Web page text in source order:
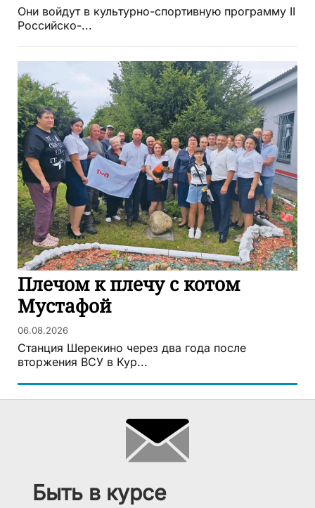
Они войдут в культурно-спортивную программу II
Российско-...
Плечом к плечу с котом
Мустафой
06.08.2026
Станция Шерекино через два года после
вторжения ВСУ в Кур...
Быть в курсе